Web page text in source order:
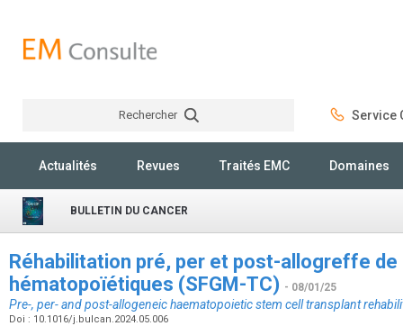
Rechercher Service
Actualités Revues Traités EMC Domaines
BULLETIN DU CANCER
Réhabilitation pré, per et post-allogreffe
hématopoïétiques (SFGM-TC) - 08/01/25
Pre-, per- and post-allogeneic haematopoietic stem cell transplant
Doi : 10.1016/j.bulcan.2024.05.006